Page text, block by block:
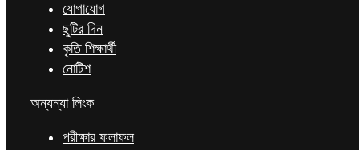
যোগাযোগ
ছুটির দিন
কৃতি শিক্ষার্থী
নোটিশ
অন্যন্যা লিংক
পরীক্ষার ফলাফল